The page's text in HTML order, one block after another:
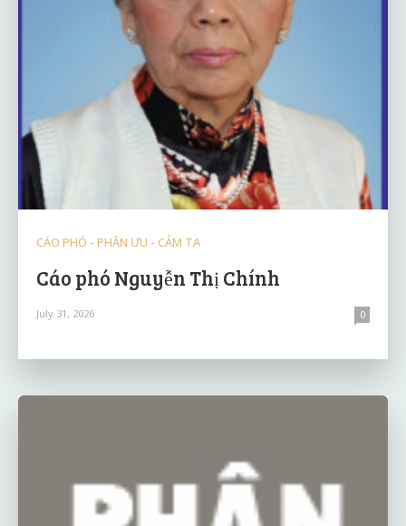
CÁO PHÓ - PHÂN ƯU - CẢM TẠ
Cáo phó Nguyễn Thị Chính
July 31, 2026 0